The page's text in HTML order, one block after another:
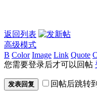
返回列表
高级模式
B Color Image Link Quote
您需要登录后才可以回帖
发表回复 回帖后跳转